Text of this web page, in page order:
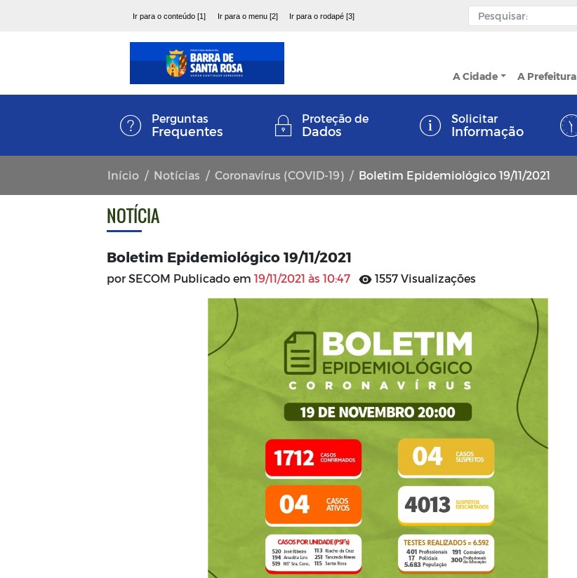
Ir para o conteúdo [1] Ir para o menu [2] Ir para o rodapé [3]
A Cidade A Prefeitura
Perguntas
Frequentes
Proteção de
Dados
Solicitar
Informação
Início Notícias Coronavírus (COVID-19) Boletim Epidemiológico 19/11/2021
NOTÍCIA
Boletim Epidemiológico 19/11/2021
por SECOM Publicado em 19/11/2021 às 10:47 1557 Visualizações